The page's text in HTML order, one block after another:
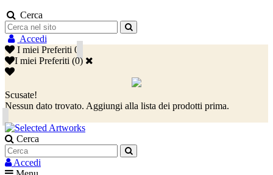
Cerca
Accedi
I miei Preferiti 0
I miei Preferiti (0)
Scusate!
Nessun dato trovato. Aggiungi alla lista dei prodotti prima.
Cerca
Accedi